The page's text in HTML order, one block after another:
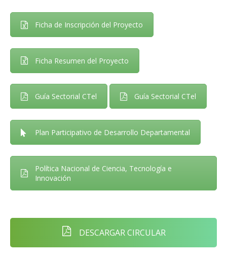
Ficha de Inscripción del Proyecto
Ficha Resumen del Proyecto
Guía Sectorial CTel Guía Sectorial CTel
Plan Participativo de Desarrollo Departamental
Política Nacional de Ciencia, Tecnología e
Innovación
DESCARGAR CIRCULAR